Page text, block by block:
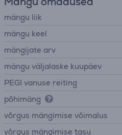
mängu liik
mängu keel
mängijate arv
mängu väljalaske kuupäev
PEGI vanuse reiting
põhimäng
võrgus mängimise võimalus
võrgus mängimise tasu